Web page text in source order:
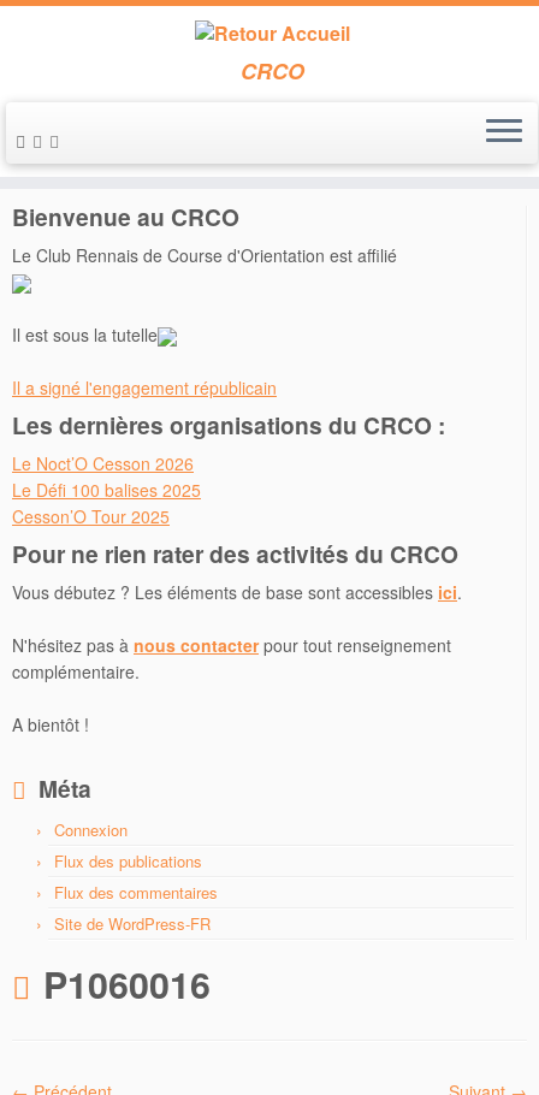
Passer
au
CRCO
Accueil » Défi 100 balises 2018 » P1060016
Bienvenue au CRCO
Le Club Rennais de Course d'Orientation est affilié
Il est sous la tutelle
Il a signé l'engagement républicain
Les dernières organisations du CRCO :
Le Noct’O Cesson 2026
Le Défi 100 balises 2025
Cesson’O Tour 2025
Pour ne rien rater des activités du CRCO
Vous débutez ? Les éléments de base sont accessibles ici.
N'hésitez pas à nous contacterpour tout renseignement
complémentaire.
A bientôt !
Méta
Connexion
Flux des publications
Flux des commentaires
Site de WordPress-FR
P1060016